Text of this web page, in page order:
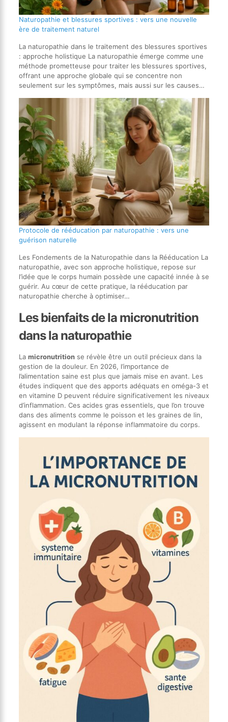
Naturopathie et blessures sportives : vers une nouvelle
ère de traitement naturel
La naturopathie dans le traitement des blessures sportives
: approche holistique La naturopathie émerge comme une
méthode prometteuse pour traiter les blessures sportives,
offrant une approche globale qui se concentre non
seulement sur les symptômes, mais aussi sur les causes…
Protocole de rééducation par naturopathie : vers une
guérison naturelle
Les Fondements de la Naturopathie dans la Rééducation La
naturopathie, avec son approche holistique, repose sur
l’idée que le corps humain possède une capacité innée à se
guérir. Au cœur de cette pratique, la rééducation par
naturopathie cherche à optimiser…
Les bienfaits de la micronutrition
dans la naturopathie
La micronutritionse révèle être un outil précieux dans la
gestion de la douleur. En 2026, l’importance de
l’alimentation saine est plus que jamais mise en avant. Les
études indiquent que des apports adéquats en oméga-3 et
en vitamine D peuvent réduire significativement les niveaux
d’inflammation. Ces acides gras essentiels, que l’on trouve
dans des aliments comme le poisson et les graines de lin,
agissent en modulant la réponse inflammatoire du corps.